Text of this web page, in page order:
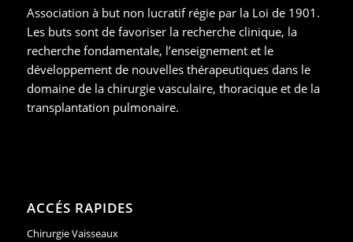
Association à but non lucratif régie par la Loi de 1901.
Les buts sont de favoriser la recherche clinique, la
recherche fondamentale, l’enseignement et le
développement de nouvelles thérapeutiques dans le
domaine de la chirurgie vasculaire, thoracique et de la
transplantation pulmonaire.
ACCÉS RAPIDES
Chirurgie Vaisseaux